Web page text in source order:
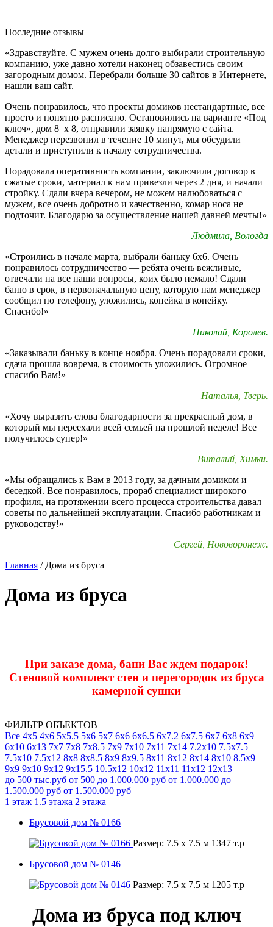
Последние отзывы
«Здравствуйте. С мужем очень долго выбирали строительную
компанию, уже давно хотели наконец обзавестись своим
загородным домом. Перебрали больше 30 сайтов в Интернете,
нашли ваш сайт.
Очень понравилось, что проекты домиков нестандартные, все
просто и понятно расписано. Остановились на варианте «Под
ключ», дом 8 х 8, отправили заявку напрямую с сайта.
Менеджер перезвонил в течение 10 минут, мы обсудили
детали и приступили к началу сотрудничества.
Порадовала оперативность компании, заключили договор в
сжатые сроки, материал к нам привезли через 2 дня, и начали
стройку. Сдали вчера вечером, не можем налюбоваться с
мужем, все очень добротно и качественно, комар носа не
подточит. Благодарю за осуществление нашей давней мечты!»
Людмила, Вологда
«Строились в начале марта, выбрали баньку 6х6. Очень
понравилось сотрудничество — ребята очень вежливые,
отвечали на все наши вопросы, коих было немало! Сдали
баню в срок, в первоначальную цену, которую нам менеджер
сообщил по телефону, уложились, копейка в копейку.
Спасибо!»
Николай, Королев.
«Заказывали баньку в конце ноября. Очень порадовали сроки,
сдача прошла вовремя, в стоимость уложились. Огромное
спасибо Вам!»
Наталья, Тверь.
«Хочу выразить слова благодарности за прекрасный дом, в
который мы переехали всей семьей на прошлой неделе! Все
получилось супер!»
Виталий, Химки.
«Мы обращались к Вам в 2013 году, за дачным домиком и
беседкой. Все понравилось, прораб специалист широкого
профиля, на протяжении всего процесса строительства давал
советы по дальнейшей эксплуатации. Спасибо работникам и
руководству!»
Сергей, Нововоронеж.
Главная / Дома из бруса
Дома из бруса
При заказе дома, бани Вас ждем подарок!
Стеновой комплект стен и перегородок из бруса
камерной сушки
ФИЛЬТР ОБЪЕКТОВ
Все 4х5 4х6 5х5.5 5х6 5х7 6х6 6х6.5 6х7.2 6х7.5 6х7 6х8 6х9
6х10 6х13 7х7 7х8 7х8.5 7х9 7х10 7х11 7х14 7.2х10 7.5х7.5
7.5х10 7.5х12 8х8 8х8.5 8х9 8х9.5 8х11 8х12 8х14 8x10 8.5х9
9х9 9х10 9х12 9х15.5 10.5х12 10х12 11х11 11х12 12х13
до 500 тыс.руб от 500 до 1.000.000 руб от 1.000.000 до
1.500.000 руб от 1.500.000 руб
1 этаж 1.5 этажа 2 этажа
Брусовой дом № 0166
Размер: 7.5 x 7.5 м 1347 т.р
Брусовой дом № 0146
Размер: 7.5 x 7.5 м 1205 т.р
Дома из бруса под ключ